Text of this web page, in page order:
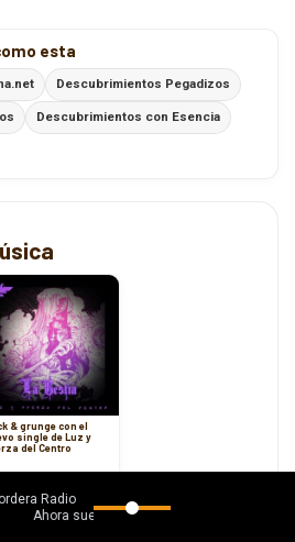
esta
Descubrimientos Pegadizos
Descubrimientos con Esencia
& grunge con el
single de Luz y
del Centro
Radio
Ahora suena